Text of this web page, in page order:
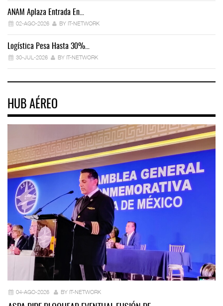
ANAM Aplaza Entrada En…
02-AGO-2026 BY IT-NETWORK
Logística Pesa Hasta 30%…
30-JUL-2026 BY IT-NETWORK
HUB AÉREO
04-AGO-2026 BY IT-NETWORK